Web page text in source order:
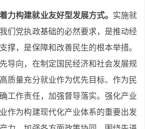
力构建就业友好型发展方式。 实施就
们党执政基础的必然要求，是推动经
撑，是保障和改善民生的根本举措。
导向，在制定国民经济和社会发展规
质量充分就业作为优先目标、作为民
工作责任，加强督导落实。强化产业
作为构建现代化产业体系的重要出发